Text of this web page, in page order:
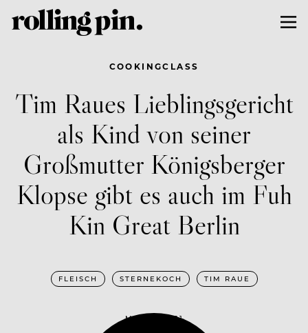
COOKINGCLASS
Tim Raues Lieblingsgericht
als Kind von seiner
Großmutter Königsberger
Klopse gibt es auch im Fuh
Kin Great Berlin
FLEISCH STERNEKOCH TIM RAUE
MAI 19, 2021